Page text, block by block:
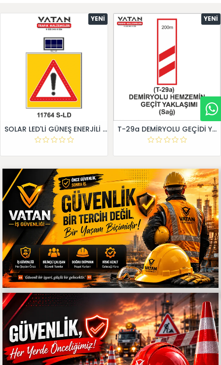
YENI
SOLAR LED'Lİ GÜNEŞ ENERJİLİ LEVHA
YENI
T-29a DEMİRYOLU GEÇİDİ YAKLAŞIM LEVHALARI (Sağ)